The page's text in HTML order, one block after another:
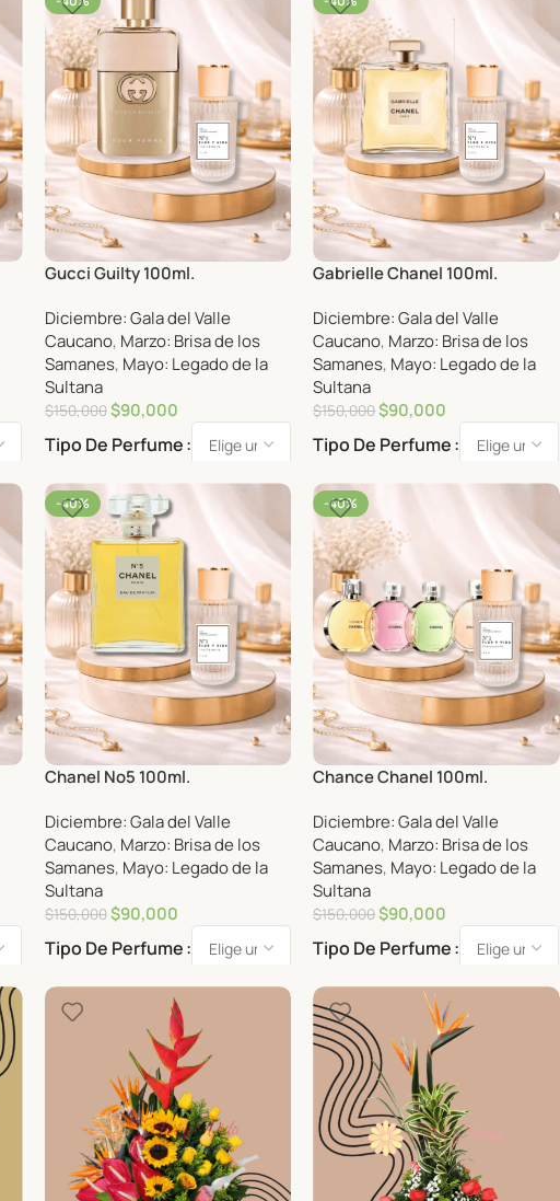
Gucci Guilty 100ml.
Diciembre: Gala del Valle
Caucano, Marzo: Brisa de los
Samanes, Mayo: Legado de la
Sultana
$150,000$90,000
Tipo De Perfume
Gabrielle Chanel 100ml.
Diciembre: Gala del Valle
Caucano, Marzo: Brisa de los
Samanes, Mayo: Legado de la
Sultana
$150,000$90,000
Tipo De Perfume
-40%
Chanel No5 100ml.
Diciembre: Gala del Valle
Caucano, Marzo: Brisa de los
Samanes, Mayo: Legado de la
Sultana
$150,000$90,000
Tipo De Perfume
-40%
Chance Chanel 100ml.
Diciembre: Gala del Valle
Caucano, Marzo: Brisa de los
Samanes, Mayo: Legado de la
Sultana
$150,000$90,000
Tipo De Perfume